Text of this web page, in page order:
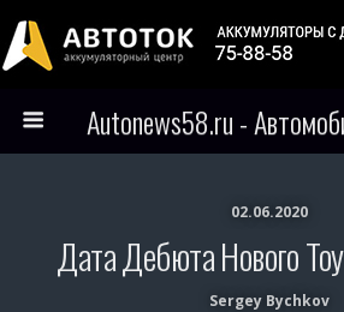
02.06.2020
Дата Дебюта Нового
Sergey Bychkov